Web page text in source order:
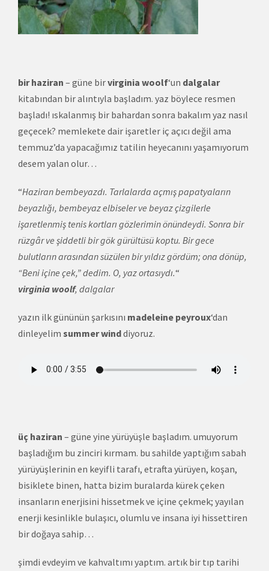
bir haziran – güne birvirginia woolf‘un dalgalar
kitabından bir alıntıyla başladım. yaz böylece resmen
başladı! ıskalanmış bir bahardan sonra bakalım yaz nasıl
geçecek? memlekete dair işaretler iç açıcı değil ama
temmuz’da yapacağımız tatilin heyecanını yaşamıyorum
desem yalan olur…
“Haziran bembeyazdı. Tarlalarda açmış papatyaların
beyazlığı, bembeyaz elbiseler ve beyaz çizgilerle
işaretlenmiş tenis kortları gözlerimin önündeydi. Sonra bir
rüzgâr ve şiddetli bir gök gürültüsü koptu. Bir gece
bulutların arasından süzülen bir yıldız gördüm; ona dönüp,
“Beni içine çek,” dedim. O, yaz ortasıydı.“
virginia woolf, dalgalar
yazın ilk gününün şarkısını madeleine peyroux‘dan
dinleyelim summer winddiyoruz.
üç haziran – güne yine yürüyüşle başladım. umuyorum
başladığım bu zinciri kırmam. bu sahilde yaptığım sabah
yürüyüşlerinin en keyifli tarafı, etrafta yürüyen, koşan,
bisiklete binen, hatta bizim buralarda kürek çeken
insanların enerjisini hissetmek ve içine çekmek; yayılan
enerji kesinlikle bulaşıcı, olumlu ve insana iyi hissettiren
bir doğaya sahip…
şimdi evdeyim ve kahvaltımı yaptım. artık bir tıp tarihi